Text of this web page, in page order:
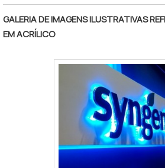
GALERIA DE IMAGENS ILUSTRATIVAS
EM ACRÍLICO